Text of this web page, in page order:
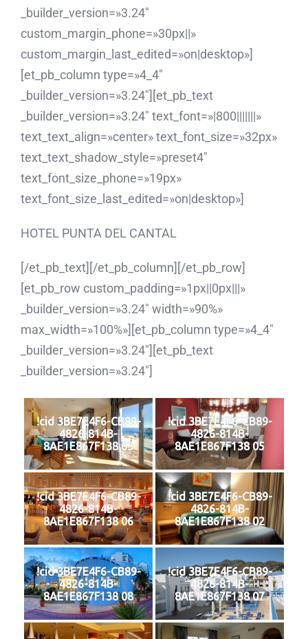
_builder_version=»3.24″
custom_margin_phone=»30px||»
custom_margin_last_edited=»on|desktop»]
[et_pb_column type=»4_4″
_builder_version=»3.24″][et_pb_text
_builder_version=»3.24″ text_font=»|800|||||||»
text_text_align=»center» text_font_size=»32px»
text_text_shadow_style=»preset4″
text_font_size_phone=»19px»
text_font_size_last_edited=»on|desktop»]
HOTEL PUNTA DEL CANTAL
[/et_pb_text][/et_pb_column][/et_pb_row]
[et_pb_row custom_padding=»1px||0px|||»
_builder_version=»3.24″ width=»90%»
max_width=»100%»][et_pb_column type=»4_4″
_builder_version=»3.24″][et_pb_text
_builder_version=»3.24″]
!cid 3BE7E4F6-CB89-
4826-814B-
8AE1E867F138 03
!cid 3BE7E4F6-CB89-
4826-814B-
8AE1E867F138 05
!cid 3BE7E4F6-CB89-
4826-814B-
8AE1E867F138 06
!cid 3BE7E4F6-CB89-
4826-814B-
8AE1E867F138 02
!cid 3BE7E4F6-CB89-
4826-814B-
8AE1E867F138 08
!cid 3BE7E4F6-CB89-
4826-814B-
8AE1E867F138 07